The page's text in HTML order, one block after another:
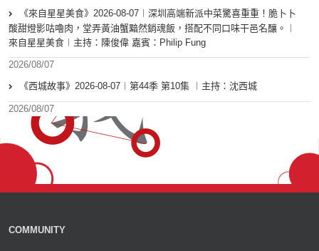
《來自星星美食》2026-08-07︱深圳高端新派中菜驚喜重重！脆卜卜
酸甜燈影咕嚕肉，堂弄黃油蟹黯然銷魂飯，搭配不同口味干邑名釀。︱
來自星星美食︱主持：陳俊偉 嘉賓：Philip Fung
2026/08/07
《西城故事》2026-08-07︱第44季 第10集 ︱主持：沈西城
2026/08/07
COMMUNITY